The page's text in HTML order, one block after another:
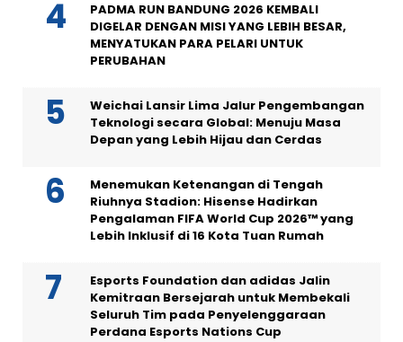
PADMA RUN BANDUNG 2026 KEMBALI
DIGELAR DENGAN MISI YANG LEBIH BESAR,
MENYATUKAN PARA PELARI UNTUK
PERUBAHAN
Weichai Lansir Lima Jalur Pengembangan
Teknologi secara Global: Menuju Masa
Depan yang Lebih Hijau dan Cerdas
Menemukan Ketenangan di Tengah
Riuhnya Stadion: Hisense Hadirkan
Pengalaman FIFA World Cup 2026™ yang
Lebih Inklusif di 16 Kota Tuan Rumah
Esports Foundation dan adidas Jalin
Kemitraan Bersejarah untuk Membekali
Seluruh Tim pada Penyelenggaraan
Perdana Esports Nations Cup